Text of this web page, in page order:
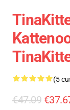
(5
€47.09